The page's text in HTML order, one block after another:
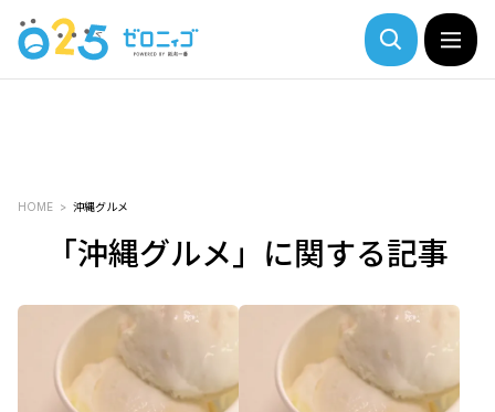
HOME 沖縄グルメ
「沖縄グルメ」に関する記事